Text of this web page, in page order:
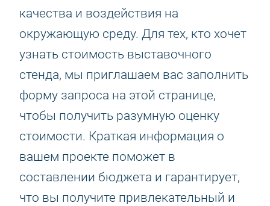
качества и воздействия на
окружающую среду. Для тех, кто хочет
узнать стоимость выставочного
стенда, мы приглашаем вас заполнить
форму запроса на этой странице,
чтобы получить разумную оценку
стоимости. Краткая информация о
вашем проекте поможет в
составлении бюджета и гарантирует,
что вы получите привлекательный и